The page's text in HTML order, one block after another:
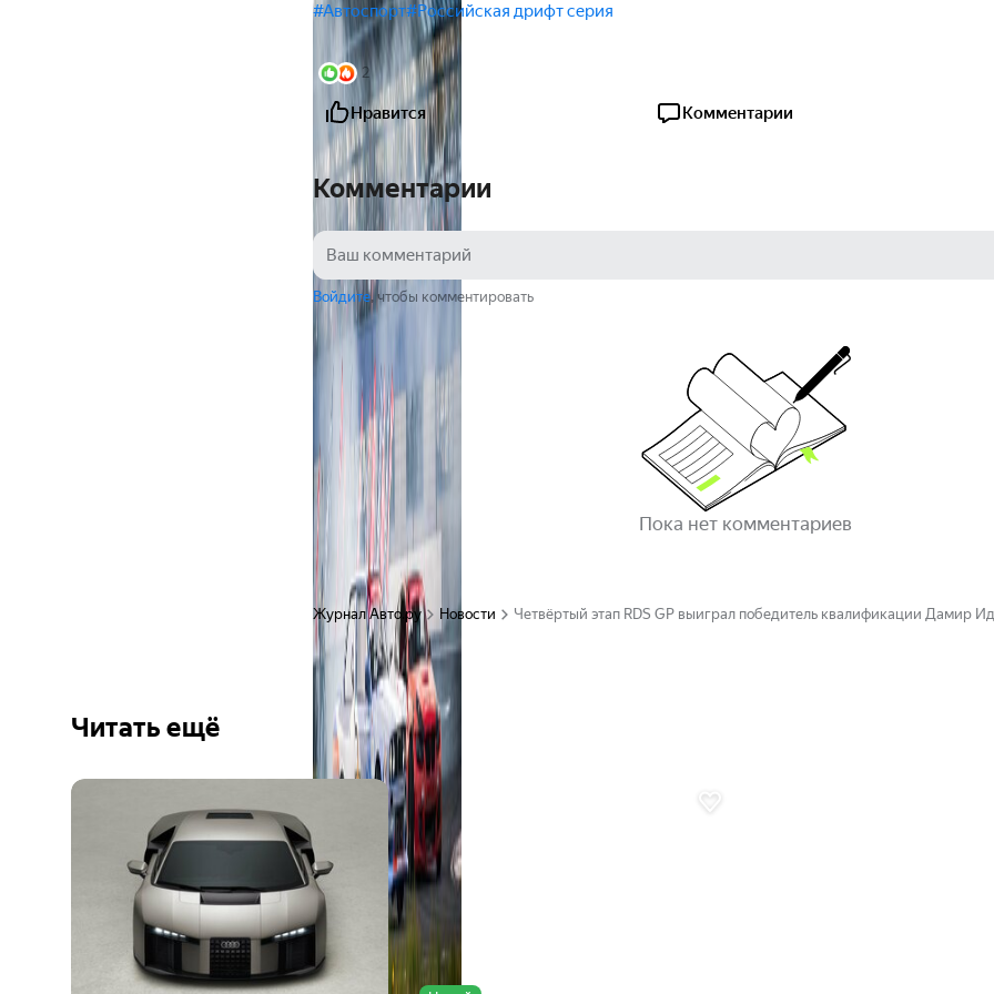
#Автоспорт#Российская дрифт серия
2
Нравится Комментарии
Комментарии
Войдите, чтобы комментировать
Пока нет комментариев
Журнал Авто.ру Новости Четвёртый этап RDS GP выиграл победитель квалификации Дамир
Читать ещё
Ещё 6
фото